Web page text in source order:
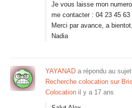
Je vous laisse mon
me contacter : 04 23 45 63
Merci par avance, a bientot,
Nadia
YAYANAD a répondu au sujet
Recherche colocation sur
Colocation il y a 17 ans